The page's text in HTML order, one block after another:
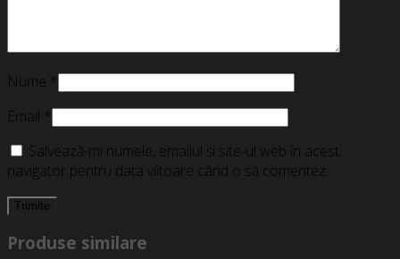
Nume *
Email *
Salvează-mi numele, emailul și site-ul web în acest
navigator pentru data viitoare când o să comentez.
Produse similare